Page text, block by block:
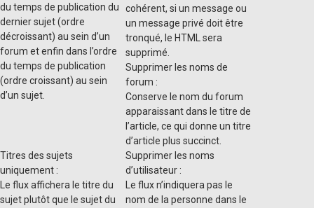
du temps de publication du
dernier sujet (ordre
décroissant) au sein d’un
forum et enfin dans l’ordre
du temps de publication
(ordre croissant) au sein
d’un sujet.
cohérent, si un message ou
un message privé doit être
tronqué, le HTML sera
supprimé.
Supprimer les noms de
forum :
Conserve le nom du forum
apparaissant dans le titre de
l’article, ce qui donne un titre
d’article plus succinct.
Titres des sujets
uniquement :
Le flux affichera le titre du
sujet plutôt que le sujet du
Supprimer les noms
d’utilisateur :
Le flux n’indiquera pas le
nom de la personne dans le